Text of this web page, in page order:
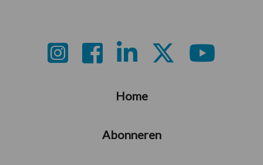
Home
Abonneren